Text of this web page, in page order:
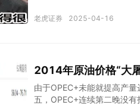
虎币！ 先说说我的想法：
老虎证券 2025-04-16
2014年原油价格“大
由于OPEC+未能就提高产
五，OPEC+连续第二晚没